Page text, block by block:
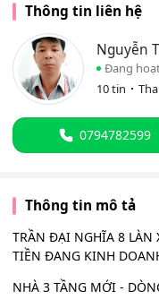
Thông tin liên hệ
Nguyễn
Đang
10 tin
0794782599
Thông tin mô tả
TRẦN ĐẠI NGHĨA 8 LÀN
TIỀN ĐANG KINH
NHÀ 3 TẦNG MỚI -